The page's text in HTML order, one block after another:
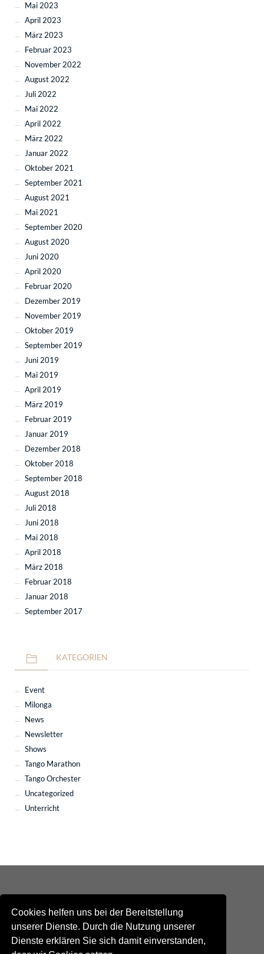
Cookies helfen uns bei der Bereitstellung
unserer Dienste. Durch die Nutzung unserer
Dienste erklären Sie sich damit einverstanden,
Mai 2023
April 2023
März 2023
Februar 2023
November 2022
August 2022
Juli 2022
Mai 2022
April 2022
März 2022
Januar 2022
Oktober 2021
September 2021
August 2021
Mai 2021
September 2020
August 2020
Juni 2020
April 2020
Februar 2020
Dezember 2019
November 2019
Oktober 2019
September 2019
Juni 2019
Mai 2019
April 2019
März 2019
Februar 2019
Januar 2019
Dezember 2018
Oktober 2018
September 2018
August 2018
Juli 2018
Juni 2018
Mai 2018
April 2018
März 2018
Februar 2018
Januar 2018
September 2017
KATEGORIEN
Event
Milonga
News
Newsletter
Shows
Tango Marathon
Tango Orchester
Uncategorized
Unterricht
Kontakt